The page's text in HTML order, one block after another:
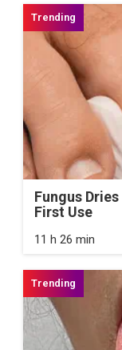
Fungus
First Use
11 h 26 min